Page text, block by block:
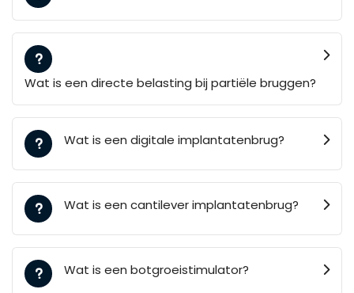
Wat is een directe belasting bij partiële bruggen?
Wat is een digitale implantatenbrug?
Wat is een cantilever implantatenbrug?
Wat is een botgroeistimulator?